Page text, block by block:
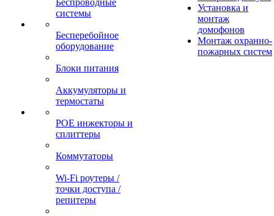
Беспроводные
системы
Бесперебойное
оборудование
Блоки питания
Аккумуляторы и
термостаты
POE инжекторы и
сплиттеры
Коммутаторы
Wi-Fi роутеры /
точки доступа /
репитеры
Установка и
монтаж
домофонов
Монтаж охранно-
пожарных систем